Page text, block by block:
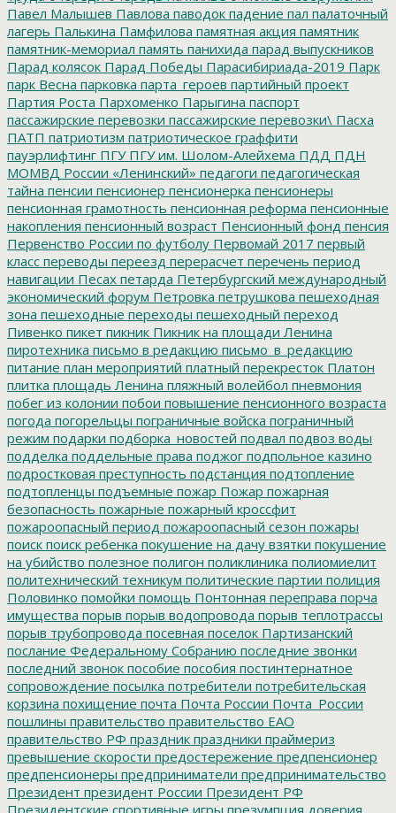
Павел Малышев Павлова паводок падение пал палаточный
лагерь Палькина Памфилова памятная акция памятник
памятник-мемориал память панихида парад выпускников
Парад колясок Парад Победы Парасибириада-2019 Парк
парк Весна парковка парта_героев партийный проект
Партия Роста Пархоменко Парыгина паспорт
пассажирские перевозки пассажирские перевозки\ Пасха
ПАТП патриотизм патриотическое граффити
пауэрлифтинг ПГУПГУ им. Шолом-Алейхема ПДД ПДН
МОМВД России «Ленинский» педагоги педагогическая
тайна пенсии пенсионер пенсионерка пенсионеры
пенсионная грамотность пенсионная реформа пенсионные
накопления пенсионный возраст Пенсионный фонд пенсия
Первенство России по футболу Первомай 2017 первый
класс переводы переезд перерасчет перечень период
навигации Песах петарда Петербургский международный
экономический форум Петровка петрушкова пешеходная
зона пешеходные переходы пешеходный переход
Пивенко пикет пикник Пикник на площади Ленина
пиротехника письмо в редакцию письмо_в_редакцию
питание план мероприятий платный перекресток Платон
плитка площадь Ленина пляжный волейбол пневмония
побег из колонии побои повышение пенсионного возраста
погода погорельцы пограничные войска пограничный
режим подарки подборка_новостей подвал подвоз воды
подделка поддельные права поджог подпольное казино
подростковая преступность подстанция подтопление
подтопленцы подъемные пожар Пожар пожарная
безопасность пожарные пожарный кроссфит
пожароопасный период пожароопасный сезон пожары
поиск поиск ребенка покушение на дачу взятки покушение
на убийство полезное полигон поликлиника полиомиелит
политехнический техникум политические партии полиция
Половинко помойки помощь Понтонная переправа порча
имущества порыв порыв водопровода порыв теплотрассы
порыв трубопровода посевная поселок Партизанский
послание Федеральному Собранию последние звонки
последний звонок пособие пособия постинтернатное
сопровождение посылка потребители потребительская
корзина похищение почта Почта России Почта_России
пошлины правительство правительство ЕАО
правительство РФ праздник праздники праймериз
превышение скорости предостережение предпенсионер
предпенсионеры предприниматели предпринимательство
Президент президент России Президент РФ
Президентские спортивные игры презумпция доверия